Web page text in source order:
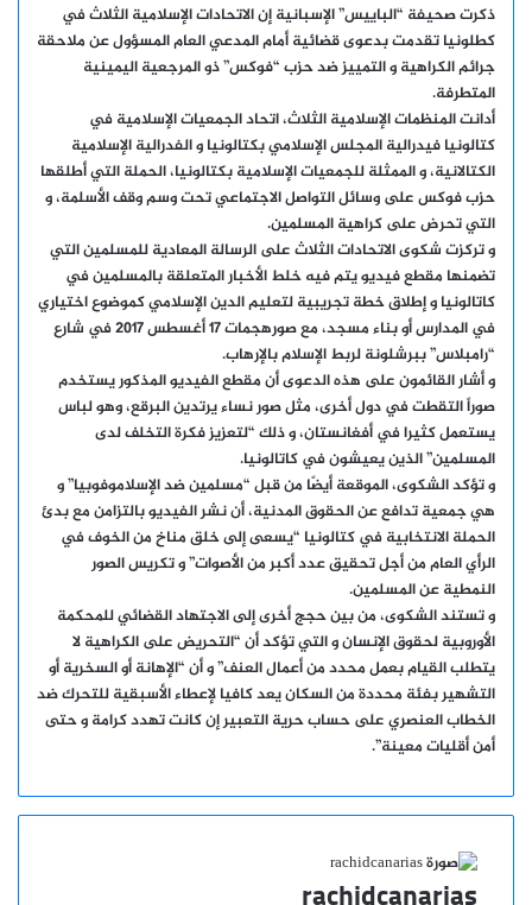
ذكرت صحيفة “الباييس” الإسبانية إن الاتحادات الإسلامية الثلاث في
كطلونيا تقدمت بدعوى قضائية أمام المدعي العام المسؤول عن ملاحقة
جرائم الكراهية و التمييز ضد حزب “فوكس” ذو المرجعية اليمينية
المتطرفة.
أدانت المنظمات الإسلامية الثلاث، اتحاد الجمعيات الإسلامية في
كتالونيا فيدرالية المجلس الإسلامي بكتالونيا و الفدرالية الإسلامية
الكتالانية، و الممثلة للجمعيات الإسلامية بكتالونيا، الحملة التي أطلقها
حزب فوكس على وسائل التواصل الاجتماعي تحت وسم وقف الأسلمة، و
التي تحرض على كراهية المسلمين.
و تركزت شكوى الاتحادات الثلاث على الرسالة المعادية للمسلمين التي
تضمنها مقطع فيديو يتم فيه خلط الأخبار المتعلقة بالمسلمين في
كاتالونيا و إطلاق خطة تجريبية لتعليم الدين الإسلامي كموضوع اختياري
في المدارس أو بناء مسجد، مع صورهجمات 17 أغسطس 2017 في شارع
“رامبلاس” ببرشلونة لربط الإسلام بالإرهاب.
و أشار القائمون على هذه الدعوى أن مقطع الفيديو المذكور يستخدم
صوراً التقطت في دول أخرى، مثل صور نساء يرتدين البرقع، وهو لباس
يستعمل كثيرا في أفغانستان، و ذلك “لتعزيز فكرة التخلف لدى
المسلمين” الذين يعيشون في كاتالونيا.
و تؤكد الشكوى، الموقعة أيضًا من قبل “مسلمين ضد الإسلاموفوبيا” و
هي جمعية تدافع عن الحقوق المدنية، أن نشر الفيديو بالتزامن مع بدئ
الحملة الانتخابية في كتالونيا “يسعى إلى خلق مناخ من الخوف في
الرأي العام من أجل تحقيق عدد أكبر من الأصوات” و تكريس الصور
النمطية عن المسلمين.
و تستند الشكوى، من بين حجج أخرى إلى الاجتهاد القضائي للمحكمة
الأوروبية لحقوق الإنسان و التي تؤكد أن “التحريض على الكراهية لا
يتطلب القيام بعمل محدد من أعمال العنف” و أن “الإهانة أو السخرية أو
التشهير بفئة محددة من السكان يعد كافيا لإعطاء الأسبقية للتحرك ضد
الخطاب العنصري على حساب حرية التعبير إن كانت تهدد كرامة و حتى
أمن أقليات معينة”.
rachidcanarias